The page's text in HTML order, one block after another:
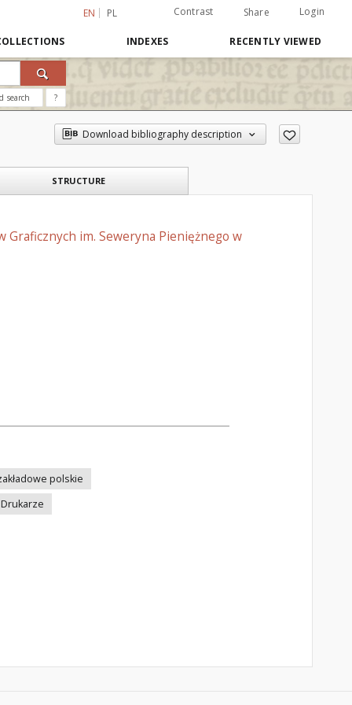
EN PL Contrast Share Login
INDEXES RECENTLY VIEWED
search ?
Download bibliography description
STRUCTURE
Graficznych im. Seweryna Pieniężnego w
polskie
Drukarze